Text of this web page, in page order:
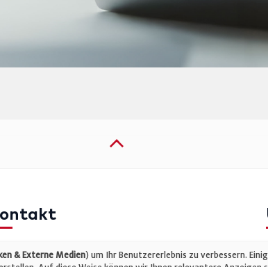
info@bauelemente-bau.eu
& Externe Medien) um Ihr Benutzererlebnis zu verbessern.